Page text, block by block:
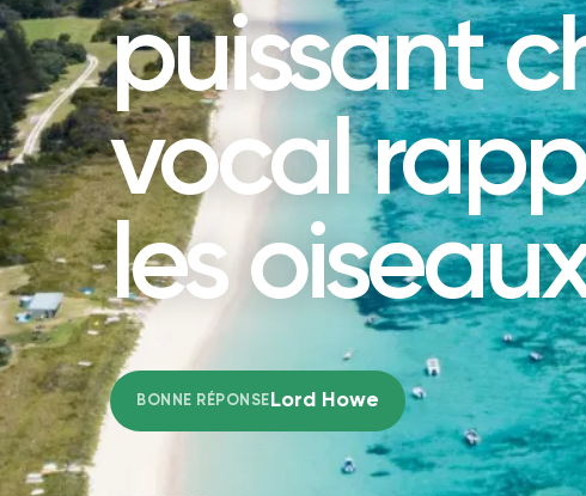
puissant
vocal
les
BONNE RÉPONSE Lord Howe